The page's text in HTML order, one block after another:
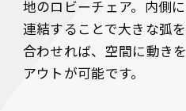
地のロビーチェア。内側
連結することで大きな弧
合わせれば、空間に動き
アウトが可能です。